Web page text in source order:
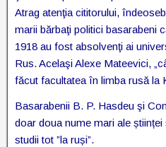
Atrag atenţia cititorului,
marii bărbaţi politici basarabeni
1918 au fost absolvenţi ai
Rus. Acelaşi Alexe Mateevici,
făcut facultatea în limba rusă la
Basarabenii B. P. Hasdeu şi
doar doua nume mari ale
studii tot ”la ruși”.